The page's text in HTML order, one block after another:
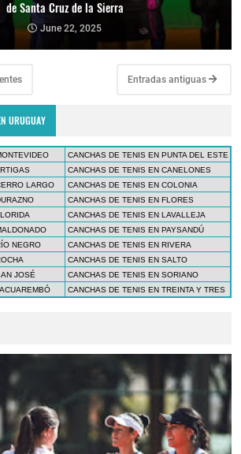
de Santa Cruz de la Sierra
June 22, 2025
Entradas antiguas
URUGUAY
CANCHAS DE TENIS EN PUNTA DEL ESTE
CANCHAS DE TENIS EN CANELONES
LARGO
CANCHAS DE TENIS EN COLONIA
CANCHAS DE TENIS EN FLORES
CANCHAS DE TENIS EN LAVALLEJA
CANCHAS DE TENIS EN PAYSANDÚ
NEGRO
CANCHAS DE TENIS EN RIVERA
CANCHAS DE TENIS EN SALTO
JOSÉ
CANCHAS DE TENIS EN SORIANO
CANCHAS DE TENIS EN TREINTA Y TRES